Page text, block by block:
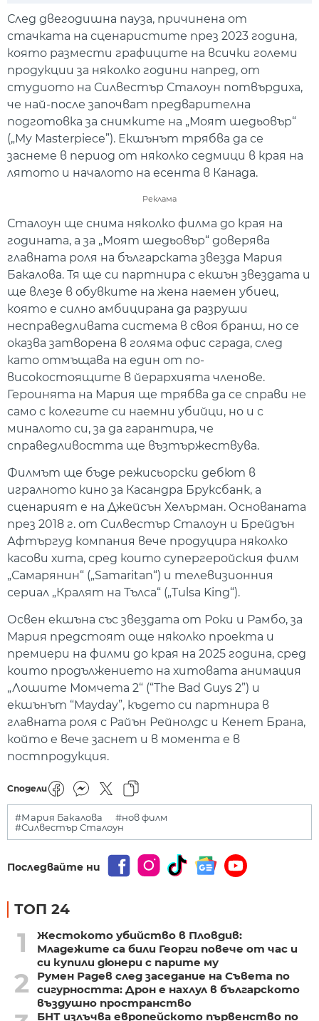
След двегодишна пауза, причинена от
стачката на сценаристите през 2023 година,
която размести графиците на всички големи
продукции за няколко години напред, от
студиото на Силвестър Сталоун потвърдиха,
че най-после започват предварителна
подготовка за снимките на „Моят шедьовър“
(„My Masterpiece”). Екшънът трябва да се
заснеме в период от няколко седмици в края на
лятото и началото на есента в Канада.
Реклама
Сталоун ще снима няколко филма до края на
годината, а за „Моят шедьовър“ доверява
главната роля на българската звезда Мария
Бакалова. Тя ще си партнира с екшън звездата и
ще влезе в обувките на жена наемен убиец,
която е силно амбицирана да разруши
несправедливата система в своя бранш, но се
оказва затворена в голяма офис сграда, след
като отмъщава на един от по-
високостоящите в йерархията членове.
Героинята на Мария ще трябва да се справи не
само с колегите си наемни убийци, но и с
миналото си, за да гарантира, че
справедливостта ще възтържествува.
Филмът ще бъде режисьорски дебют в
игралното кино за Касандра Бруксбанк, а
сценарият е на Джейсън Хелърман. Основаната
през 2018 г. от Силвестър Сталоун и Брейдън
Афтъргуд компания вече продуцира няколко
касови хита, сред които супергеройския филм
„Самарянин“ („Samaritan“) и телевизионния
сериал „Кралят на Тълса“ („Tulsa King“).
Освен екшъна със звездата от Роки и Рамбо, за
Мария предстоят още няколко проекта и
премиери на филми до края на 2025 година, сред
които продължението на хитовата анимация
„Лошите Момчета 2“ (“The Bad Guys 2”) и
екшънът “Mayday”, където си партнира в
главната роля с Райън Рейнолдс и Кенет Брана,
който е вече заснет и в момента е в
постпродукция.
Сподели
#Мария Бакалова
#нов филм
#Силвестър Сталоун
Последвайте ни
ТОП 24
1
Жестокото убийство в Пловдив:
Младежите са били Георги повече от час и
си купили дюнери с парите му
2
Румен Радев след заседание на Съвета по
сигурността: Дрон е нахлул в българското
въздушно пространство
БНТ излъчва европейското първенство по